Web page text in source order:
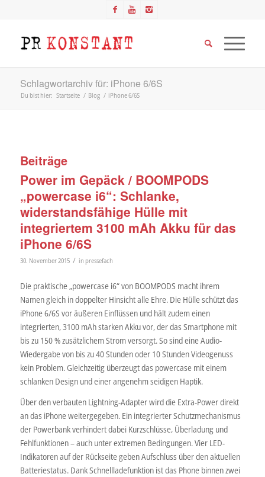
Schlagwortarchiv für: iPhone 6/6S
Du bist hier: Startseite / Blog / iPhone 6/6S
Beiträge
Power im Gepäck / BOOMPODS
„powercase i6“: Schlanke,
widerstandsfähige Hülle mit
integriertem 3100 mAh Akku für das
iPhone 6/6S
30. November 2015 / in pressefach
Die praktische „powercase i6“ von BOOMPODS macht ihrem
Namen gleich in doppelter Hinsicht alle Ehre. Die Hülle schützt das
iPhone 6/6S vor äußeren Einflüssen und hält zudem einen
integrierten, 3100 mAh starken Akku vor, der das Smartphone mit
bis zu 150 % zusätzlichem Strom versorgt. So sind eine Audio-
Wiedergabe von bis zu 40 Stunden oder 10 Stunden Videogenuss
kein Problem. Gleichzeitig überzeugt das powercase mit einem
schlanken Design und einer angenehm seidigen Haptik.
Über den verbauten Lightning-Adapter wird die Extra-Power direkt
an das iPhone weitergegeben. Ein integrierter Schutzmechanismus
der Powerbank verhindert dabei Kurzschlüsse, Überladung und
Fehlfunktionen – auch unter extremen Bedingungen. Vier LED-
Indikatoren auf der Rückseite geben Aufschluss über den aktuellen
Batteriestatus. Dank Schnellladefunktion ist das Phone binnen zwei